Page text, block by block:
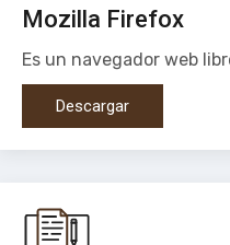
Mozilla Firefox
Es un navegador web
Descargar